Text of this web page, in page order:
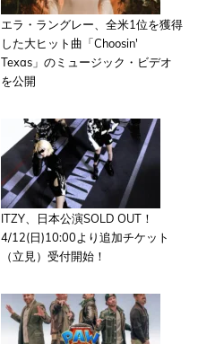
エラ・ラングレー、全米1位を獲得
した大ヒット曲「Choosin'
Texas」のミュージック・ビデオ
を公開
ITZY、日本公演SOLD OUT！
4/12(日)10:00より追加チケット
（立見）受付開始！